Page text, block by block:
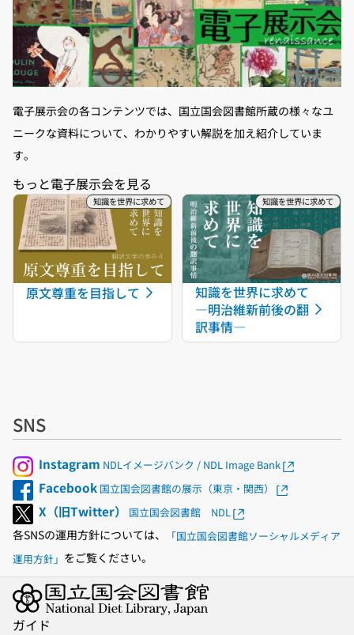
電子展示会の各コンテンツでは、国立国会図書館所蔵の様々なユ
ニークな資料について、わかりやすい解説を加え紹介していま
す。
原文尊重を目指して
知識を世界に求めて
―明治維新前後の翻
訳事情―
SNS
Instagram NDLイメージバンク / NDL Image Bank
Facebook 国立国会図書館の展示（東京・関西）
X（旧Twitter） 国立国会図書館 NDL
各SNSの運用方針については、
「国立国会図書館ソーシャルメディア
運用方針」 をご覧ください。
ガイド